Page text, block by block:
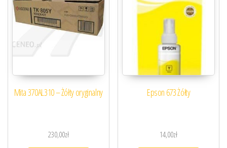
Mita 370AL310 – Żółty oryginalny
230,00zł
Epson 673 Żółty
14,00zł